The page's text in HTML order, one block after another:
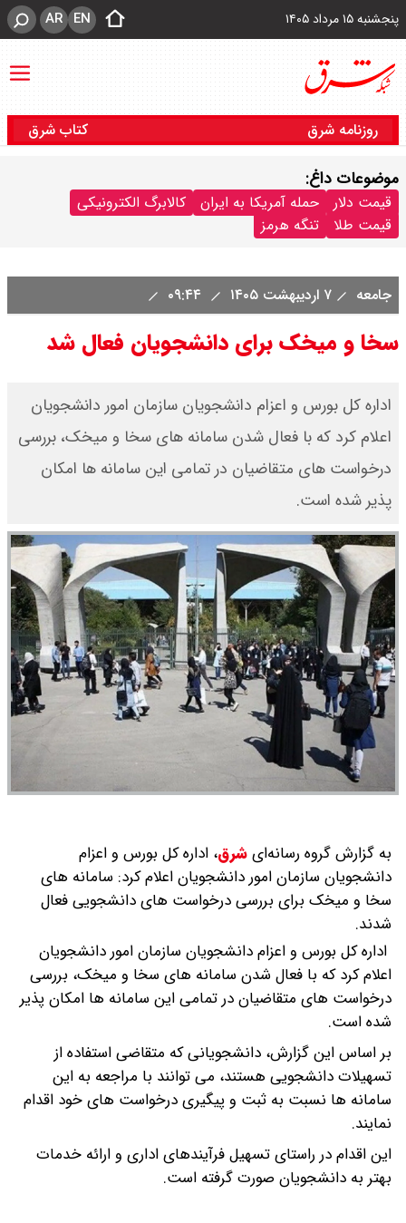
پنجشنبه ۱۵ مرداد ۱۴۰۵ EN
AR
روزنامه شرق کتاب شرق
موضوعات داغ:
قیمت دلار حمله آمریکا به ایران
کالابرگ الکترونیکی
قیمت طلا
تنگه هرمز
جامعه ۷ اردیبهشت ۱۴۰۵
سخا و میخک برای دانشجویان فعال شد
اداره کل بورس و اعزام دانشجویان سازمان امور دانشجویان
اعلام کرد که با فعال شدن سامانه های سخا و میخک، بررسی
درخواست های متقاضیان در تمامی این سامانه ها امکان
پذیر شده است.
به گزارش گروه رسانه‌ایشرق، اداره کل بورس و اعزام
دانشجویان سازمان امور دانشجویان اعلام کرد: سامانه های
سخا و میخک برای بررسی درخواست های دانشجویی فعال
شدند.
اداره کل بورس و اعزام دانشجویان سازمان امور دانشجویان
اعلام کرد که با فعال شدن سامانه های سخا و میخک، بررسی
درخواست های متقاضیان در تمامی این سامانه ها امکان پذیر
شده است.
بر اساس این گزارش، دانشجویانی که متقاضی استفاده از
تسهیلات دانشجویی هستند، می توانند با مراجعه به این
سامانه ها نسبت به ثبت و پیگیری درخواست های خود اقدام
نمایند.
این اقدام در راستای تسهیل فرآیندهای اداری و ارائه خدمات
بهتر به دانشجویان صورت گرفته است.